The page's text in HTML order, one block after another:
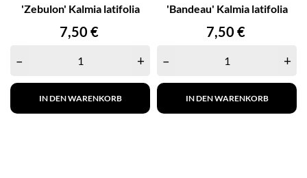
'Zebulon' Kalmia latifolia
Preis
7,50 €
– +
IN DEN WARENKORB
'Bandeau' Kalmia latifolia
Preis
7,50 €
– +
IN DEN WARENKORB